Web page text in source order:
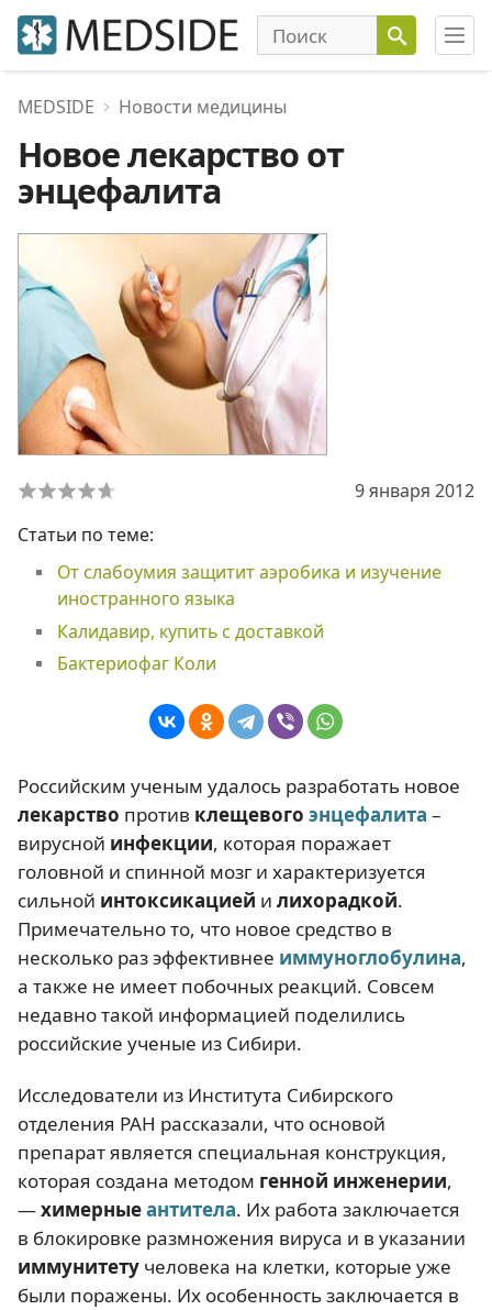
MEDSIDE Новости медицины
Новое лекарство от
энцефалита
9 января 2012
Статьи по теме:
От слабоумия защитит аэробика и изучение
иностранного языка
Калидавир, купить с доставкой
Бактериофаг Коли
Российским ученым удалось разработать новое
лекарство против клещевого энцефалита –
вирусной инфекции, которая поражает
головной и спинной мозг и характеризуется
сильной интоксикацией и лихорадкой.
Примечательно то, что новое средство в
несколько раз эффективнее иммуноглобулина,
а также не имеет побочных реакций. Совсем
недавно такой информацией поделились
российские ученые из Сибири.
Исследователи из Института Сибирского
отделения РАН рассказали, что основой
препарат является специальная конструкция,
которая создана методом генной инженерии,
—химерныеантитела. Их работа заключается
в блокировке размножения вируса и в указании
иммунитету человека на клетки, которые уже
были поражены. Их особенность заключается в